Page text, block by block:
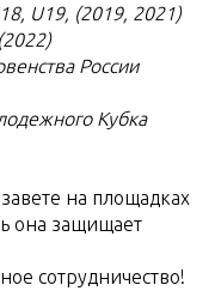
U19, (2019, 2021)
России
Кубка
на площадках
она защищает
сотрудничество!